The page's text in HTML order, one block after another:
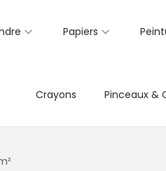
Papiers
Crayons Pinceaux &